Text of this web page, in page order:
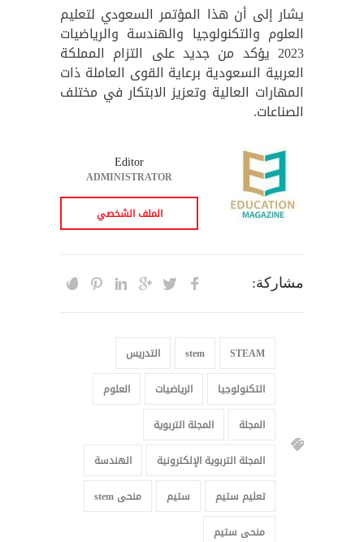
يشار إلى أن هذا المؤتمر السعودي لتعليم
العلوم والتكنولوجيا والهندسة والرياضيات
2023 يؤكد من جديد على التزام المملكة
العربية السعودية برعاية القوى العاملة ذات
المهارات العالية وتعزيز الابتكار في مختلف
الصناعات.
Editor
ADMINISTRATOR
الملف الشخصي
مشاركة:
STEAM
stem
التدريس
التكنولوجيا
الرياضيات
العلوم
المجلة
المجلة التربوية
المجلة التربوية الإلكترونية
الهندسة
تعليم ستيم
ستيم
منحى stem
منحى ستيم